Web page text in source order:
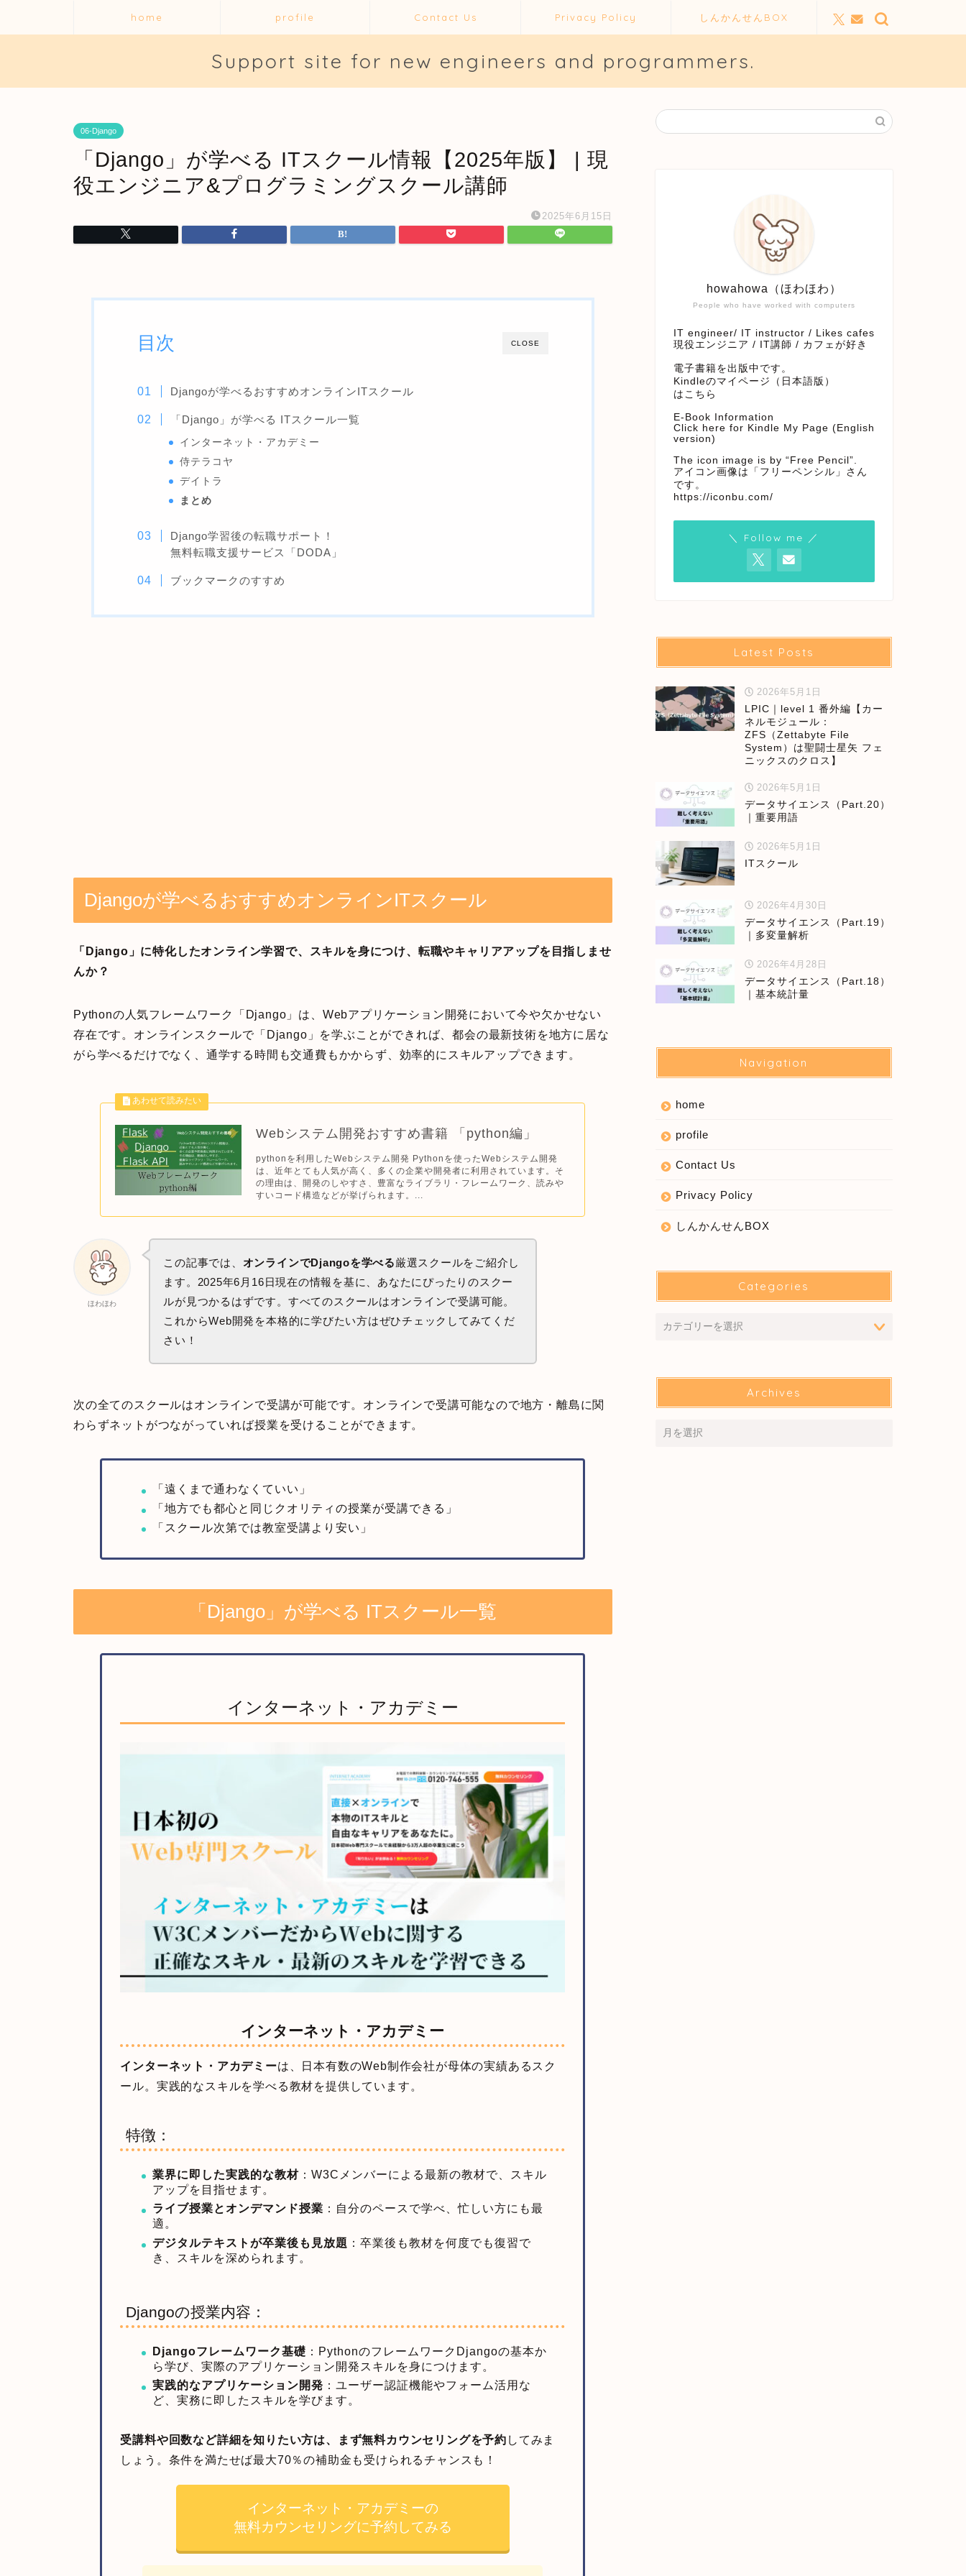
home profile Contact Us Privacy Policy しんかんせんBOX
Support site for new engineers and programmers.
06-Django
「Django」が学べる ITスクール情報【2025年版】 | 現
役エンジニア&プログラミングスクール講師
2025年6月15日
CLOSE
目次
Djangoが学べるおすすめオンラインITスクール
「Django」が学べる ITスクール一覧
インターネット・アカデミー
侍テラコヤ
デイトラ
まとめ
Django学習後の転職サポート！
無料転職支援サービス「DODA」
ブックマークのすすめ
Djangoが学べるおすすめオンラインITスクール
「Django」に特化したオンライン学習で、スキルを身につけ、転職やキャリアアップを目指しませ
んか？
Pythonの人気フレームワーク「Django」は、Webアプリケーション開発において今や欠かせない
存在です。オンラインスクールで「Django」を学ぶことができれば、都会の最新技術を地方に居な
がら学べるだけでなく、通学する時間も交通費もかからず、効率的にスキルアップできます。
Webシステム開発おすすめ書籍 「python編」
pythonを利用したWebシステム開発 Pythonを使ったWebシステム開発
は、近年とても人気が高く、多くの企業や開発者に利用されています。そ
の理由は、開発のしやすさ、豊富なライブラリ・フレームワーク、読みや
すいコード構造などが挙げられます。...
ほわほわ
この記事では、 オンラインでDjangoを学べる厳選スクールをご紹介し
ます。2025年6月16日現在の情報を基に、あなたにぴったりのスクー
ルが見つかるはずです。すべてのスクールはオンラインで受講可能。
これからWeb開発を本格的に学びたい方はぜひチェックしてみてくだ
さい！
次の全てのスクールはオンラインで受講が可能です。オンラインで受講可能なので地方・離島に関
わらずネットがつながっていれば授業を受けることができます。
「遠くまで通わなくていい」
「地方でも都心と同じクオリティの授業が受講できる」
「スクール次第では教室受講より安い」
「Django」が学べる ITスクール一覧
インターネット・アカデミー
インターネット・アカデミー
インターネット・アカデミーは、日本有数のWeb制作会社が母体の実績あるスク
ール。実践的なスキルを学べる教材を提供しています。
特徴：
業界に即した実践的な教材 ：W3Cメンバーによる最新の教材で、スキル
アップを目指せます。
ライブ授業とオンデマンド授業 ：自分のペースで学べ、忙しい方にも最
適。
デジタルテキストが卒業後も見放題 ：卒業後も教材を何度でも復習で
き、スキルを深められます。
Djangoの授業内容：
Djangoフレームワーク基礎 ：PythonのフレームワークDjangoの基本か
ら学び、実際のアプリケーション開発スキルを身につけます。
実践的なアプリケーション開発 ：ユーザー認証機能やフォーム活用な
ど、実務に即したスキルを学びます。
受講料や回数など詳細を知りたい方は、まず無料カウンセリングを予約 してみま
しょう。条件を満たせば最大70％の補助金も受けられるチャンスも！
インターネット・アカデミーの
無料カウンセリングに予約してみる
People who have worked with computers
howahowa（ほわほわ）
IT engineer/ IT instructor / Likes cafes
現役エンジニア / IT講師 / カフェが好き
電子書籍を出版中です。
Kindleのマイページ（日本語版）
はこちら
E-Book Information
Click here for Kindle My Page (English
version)
The icon image is by “Free Pencil”.
アイコン画像は「フリーペンシル」さん
です。
https://iconbu.com/
＼ Follow me ／
Latest Posts
2026年5月1日
LPIC｜level 1 番外編【カー
ネルモジュール：
ZFS（Zettabyte File
System）は聖闘士星矢 フェ
ニックスのクロス】
2026年5月1日
データサイエンス（Part.20）
｜重要用語
2026年5月1日
ITスクール
2026年4月30日
データサイエンス（Part.19）
｜多変量解析
2026年4月28日
データサイエンス（Part.18）
｜基本統計量
Navigation
home
profile
Contact Us
Privacy Policy
しんかんせんBOX
Categories
Archives